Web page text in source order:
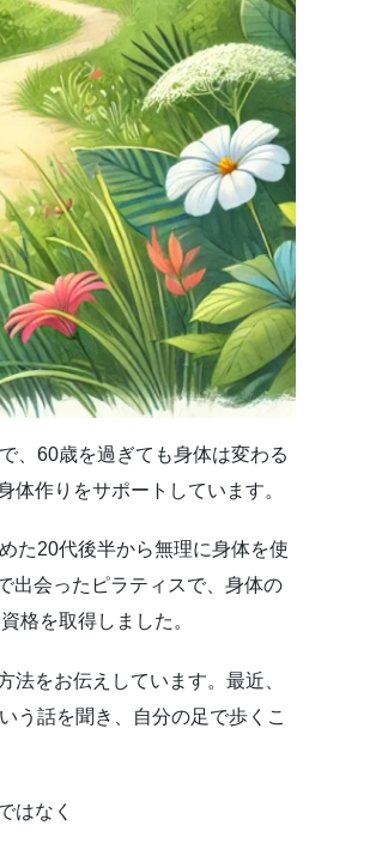
、60歳を過ぎても身体は変わる
作りをサポートしています。
た20代後半から無理に身体を使
出会ったピラティスで、身体の
格を取得しました。
法をお伝えしています。最近、
う話を聞き、自分の足で歩くこ
はなく